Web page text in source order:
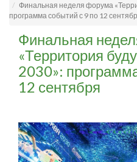
Финальная неделя форума
программа событий с 9 по 12
Финальная
«Территория
2030»:
12 сентября